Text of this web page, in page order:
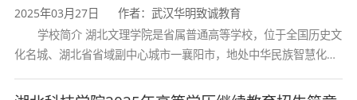
管控；
税收筹划能力 ：熟悉税法知识和税务申报流
2025年03月27日
作者：武汉华明致诚教育
学校简介 湖北文理学院是省属普通高等学校，位于全国历史文
化名城、湖北省省域副中心城市一襄阳市，地处中华民族智慧化身
学校、全国普通